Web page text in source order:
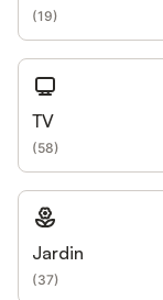
(19)
TV
(58)
Jardin
(37)